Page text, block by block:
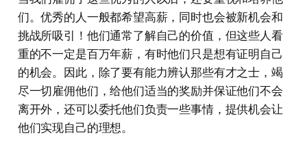
们。优秀的人一般都希望高薪，同时也会被新机会和
挑战所吸引！他们通常了解自己的价值，但这些人看
重的不一定是百万年薪，有时他们只是想有证明自己
的机会。因此，除了要有能力辨认那些有才之士，竭
尽一切雇佣他们，给他们适当的奖励并保证他们不会
离开外，还可以委托他们负责一些事情，提供机会让
他们实现自己的理想。